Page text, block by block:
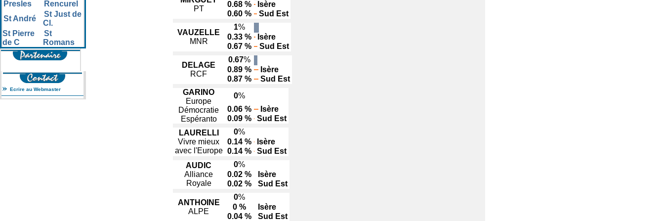
Presles
Rencurel
St André
St Just de
Cl.
St Pierre
de C
St
Romans
Ecrire au Webmaster
PT
0.68 %
Isère
0.60 %
Sud Est
VAUZELLE
MNR
1%
0.33 %
Isère
0.67 %
Sud Est
DELAGE
RCF
0.67%
0.89 %
Isère
0.87 %
Sud Est
GARINO
Europe
Démocratie
Espéranto
0%
0.06 %
Isère
0.09 %
Sud Est
LAURELLI
Vivre mieux
avec l'Europe
0%
0.14 %
Isère
0.14 %
Sud Est
AUDIC
Alliance
Royale
0%
0.02 %
Isère
0.02 %
Sud Est
ANTHOINE
ALPE
0%
0 %
Isère
0.04 %
Sud Est